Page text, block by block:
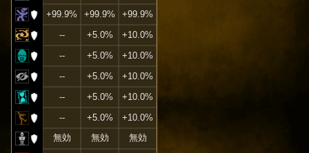
+99.9%
+99.9%
+99.9%
--
+5.0%
+10.0%
--
+5.0%
+10.0%
--
+5.0%
+10.0%
--
+5.0%
+10.0%
--
+5.0%
+10.0%
無効
無効 無効